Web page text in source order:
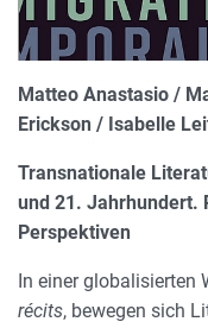
Matteo Anastasio /
Erickson / Isabelle
Transnationale
und 21. Jahrhundert.
Perspektiven
In einer globalisierten
récits, bewegen sich